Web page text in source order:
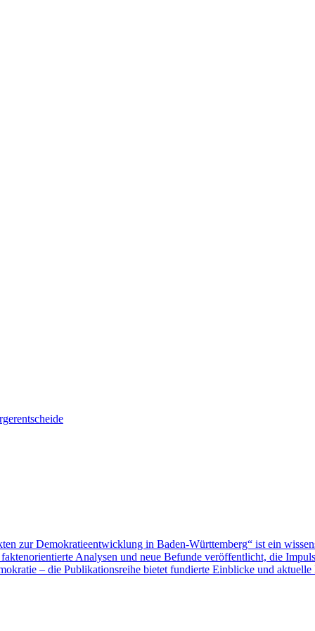
zur Demokratieentwicklung in Baden-Württemberg“ ist ein
Analysen und neue Befunde veröffentlicht, die
– die Publikationsreihe bietet fundierte Einblicke und aktuelle